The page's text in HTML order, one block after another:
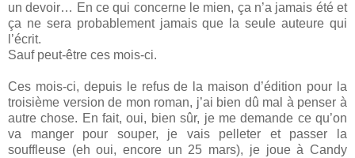
un devoir… En ce qui concerne le mien, ça n’a jamais été et
ça ne sera probablement jamais que la seule auteure qui
l’écrit.
Sauf peut-être ces mois-ci.
Ces mois-ci, depuis le refus de la maison d’édition pour la
troisième version de mon roman, j’ai bien dû mal à penser à
autre chose. En fait, oui, bien sûr, je me demande ce qu’on
va manger pour souper, je vais pelleter et passer la
souffleuse (eh oui, encore un 25 mars), je joue à Candy